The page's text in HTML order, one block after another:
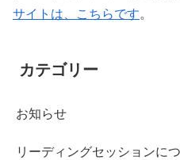
サイトは、こちらです。
カテゴリー
お知らせ
リーディングセッションに